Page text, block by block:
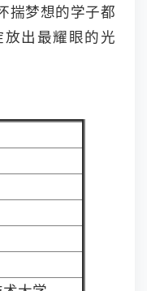
揣梦想的学子都
出最耀眼的光